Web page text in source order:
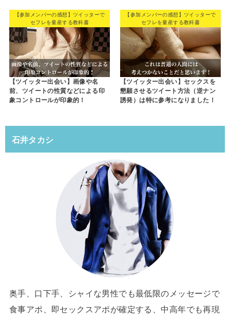
【参加メンバーの感想】ツイッターで
セフレを量産する教科書
【ツイッター出会い】画像や名
前、ツイートの性質などによる印
象コントロールが印象的！
【参加メンバーの感想】ツイッターで
セフレを量産する教科書
【ツイッター出会い】セックスを
懇願させるツイート方法（逆ナン
誘発）は特に参考になりました！
石井タカシ
奥手、口下手、シャイな男性でも最低限のメッセージで
食事アポ、即セックスアポが確定する、中高年でも再現